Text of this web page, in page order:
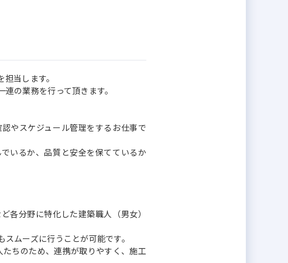
当します。
の業務を行って頂きます。
やスケジュール管理をするお仕事で
いるか、品質と安全を保てているか
各分野に特化した建築職人（男女）
ムーズに行うことが可能です。
ちのため、連携が取りやすく、施工